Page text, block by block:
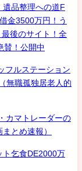
遺品整理への道F
金3500万円！う
後のサイト！全
賛！公開中
フルステーション
無職孤独居老人的
カマトレーダーの
とめ速報）
ト乞食DE2000万